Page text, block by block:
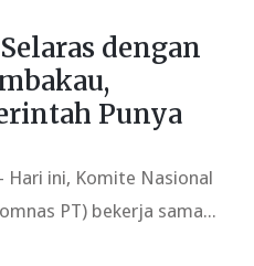
dengan
Punya
Hari ini, Komite Nasional
PT) bekerja sama...